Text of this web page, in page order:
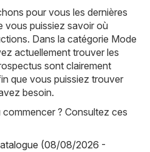
pour vous les dernières
vous puissiez savoir où
Dans la catégorie Mode
actuellement trouver les
sont clairement
que vous puissiez trouver
besoin.
? Consultez ces
(08/08/2026 -